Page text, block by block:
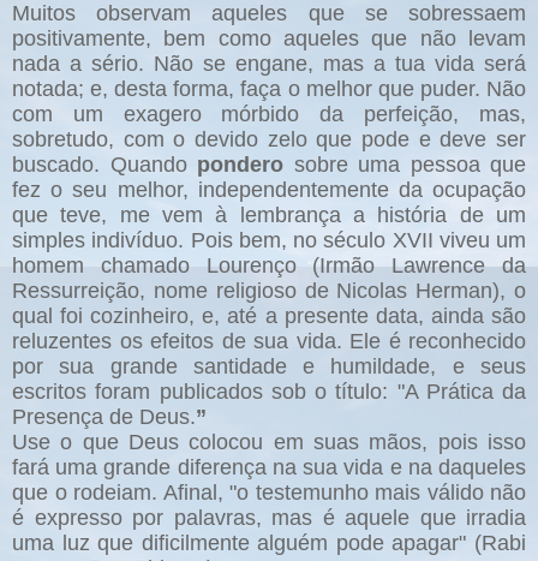
Muitos observam aqueles que se sobressaem
positivamente, bem como aqueles que não levam
nada a sério. Não se engane, mas a tua vida será
notada; e, desta forma, faça o melhor que puder. Não
com um exagero mórbido da perfeição, mas,
sobretudo, com o devido zelo que pode e deve ser
buscado. Quando pondero sobre uma pessoa que
fez o seu melhor, independentemente da ocupação
que teve, me vem à lembrança a história de um
simples indivíduo. Pois bem, no século XVII viveu um
homem chamado Lourenço (Irmão Lawrence da
Ressurreição, nome religioso de Nicolas Herman), o
qual foi cozinheiro, e, até a presente data, ainda são
reluzentes os efeitos de sua vida. Ele é reconhecido
por sua grande santidade e humildade, e seus
escritos foram publicados sob o título: "A Prática da
Presença de Deus.”
Use o que Deus colocou em suas mãos, pois isso
fará uma grande diferença na sua vida e na daqueles
que o rodeiam. Afinal, "o testemunho mais válido não
é expresso por palavras, mas é aquele que irradia
uma luz que dificilmente alguém pode apagar" (Rabi